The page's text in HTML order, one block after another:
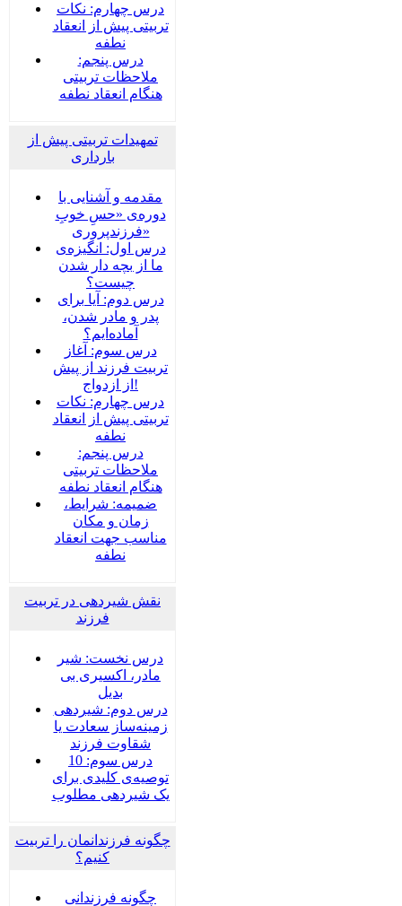
درس چهارم: نکات
تربیتی پیش از انعقاد
نطفه
درس پنجم:
ملاحظات تربیتی
هنگام انعقاد نطفه
تمهیدات تربیتی پیش از
بارداری
مقدمه و آشنایی با
دوره‌ی «حسِ خوبِ
فرزندپروری»
درس اول: انگیزه‌ی
ما از بچه دار شدن
چیست؟
درس دوم: آیا برای
پدر و مادر شدن،
آماده‌ایم؟
درس سوم: آغاز
تربیت فرزند از پیش
از ازدواج!
درس چهارم: نکات
تربیتی پیش از انعقاد
نطفه
درس پنجم:
ملاحظات تربیتی
هنگام انعقاد نطفه
ضمیمه‌: شرایط،
زمان و مکان
مناسب جهت انعقاد
نطفه
نقش شیردهی در تربیت
فرزند
درس نخست: شیر
مادر، اکسیری بی
بدیل
درس دوم: شیردهی
زمینه‌ساز سعادت یا
شقاوت فرزند
درس سوم: 10
توصیه‌ی کلیدی برای
یک شیردهی مطلوب
چگونه فرزندانمان را تربیت
کنیم؟
چگونه فرزندانی